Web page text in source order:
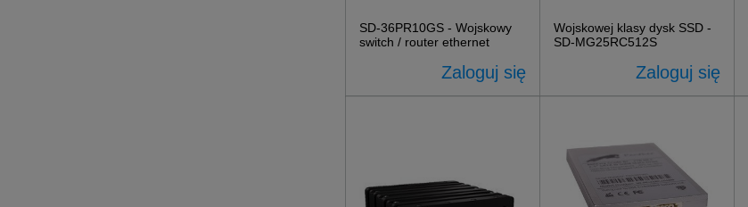
SD-36PR10GS - Wojskowy
switch / router ethernet
Zaloguj się
Wojskowej klasy dysk SSD -
SD-MG25RC512S
Zaloguj się